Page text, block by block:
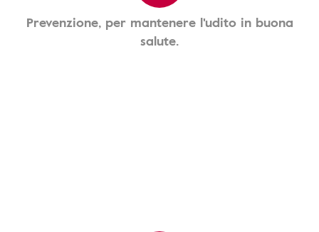
Prevenzione, per mantenere l'udito in buona
salute.